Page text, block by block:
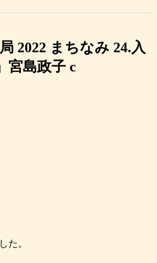
2022 まちなみ 24.入
宮島政子 c
た。